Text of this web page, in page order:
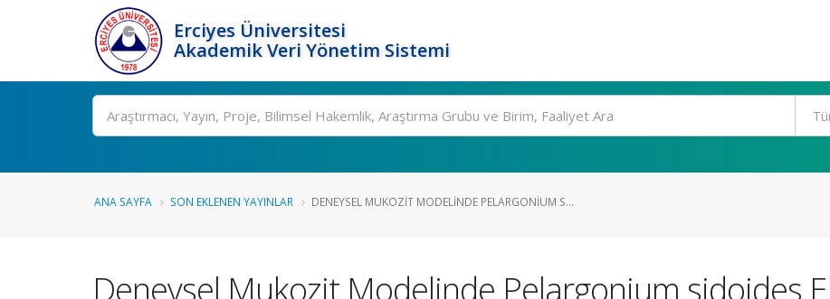
Erciyes Üniversitesi
Akademik Veri Yönetim Sistemi
Ara
ANA SAYFA SON EKLENEN YAYINLAR DENEYSEL MUKOZIT MODELINDE PELARGONIUM S...
Deneysel Mukozit Modelinde Pelargonium sidoides